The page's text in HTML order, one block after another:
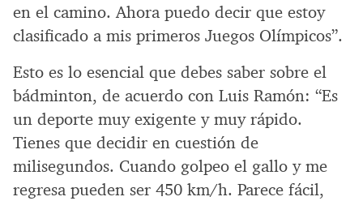
en el camino. Ahora puedo decir que estoy
clasificado a mis primeros Juegos Olímpicos”.
Esto es lo esencial que debes saber sobre el
bádminton, de acuerdo con Luis Ramón: “Es
un deporte muy exigente y muy rápido.
Tienes que decidir en cuestión de
milisegundos. Cuando golpeo el gallo y me
regresa pueden ser 450 km/h. Parece fácil,